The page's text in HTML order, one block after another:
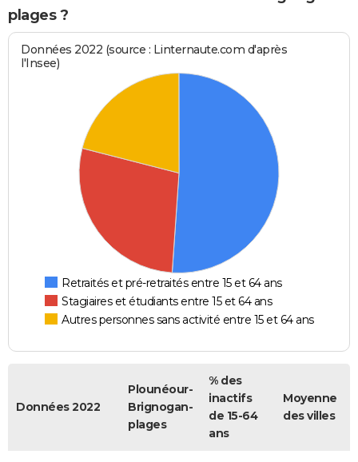
plages ?
Données 2022 (source : Linternaute.com d'après
l'Insee)
Retraités et pré-retraités entre 15 et 64 ans
Stagiaires et étudiants entre 15 et 64 ans
Autres personnes sans activité entre 15 et 64 ans
Données 2022
Plounéour-
Brignogan-
plages
% des
inactifs
de 15-64
ans
Moyenne
des villes